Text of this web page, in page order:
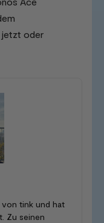
jetzt oder
von tink und hat
Zu seinen